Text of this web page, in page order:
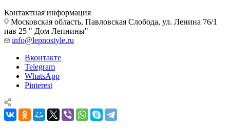
Контактная информация
Московская область, Павловская Слобода, ул. Ленина 76/1
пав 25 " Дом Лепнины"
info@lepnostyle.ru
Вконтакте
Telegram
WhatsApp
Pinterest